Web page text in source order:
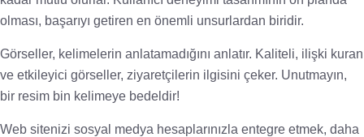
olması, başarıyı getiren en önemli unsurlardan biridir.
Görseller, kelimelerin anlatamadığını anlatır. Kaliteli, ilişki kuran
ve etkileyici görseller, ziyaretçilerin ilgisini çeker. Unutmayın,
bir resim bin kelimeye bedeldir!
Web sitenizi sosyal medya hesaplarınızla entegre etmek, daha